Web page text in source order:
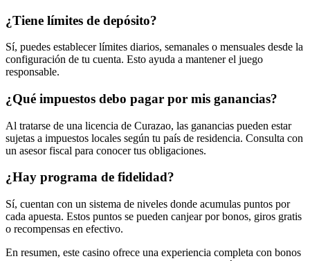
¿Tiene límites de depósito?
Sí, puedes establecer límites diarios, semanales o mensuales desde la
configuración de tu cuenta. Esto ayuda a mantener el juego
responsable.
¿Qué impuestos debo pagar por mis ganancias?
Al tratarse de una licencia de Curazao, las ganancias pueden estar
sujetas a impuestos locales según tu país de residencia. Consulta con
un asesor fiscal para conocer tus obligaciones.
¿Hay programa de fidelidad?
Sí, cuentan con un sistema de niveles donde acumulas puntos por
cada apuesta. Estos puntos se pueden canjear por bonos, giros gratis
o recompensas en efectivo.
En resumen, este casino ofrece una experiencia completa con bonos